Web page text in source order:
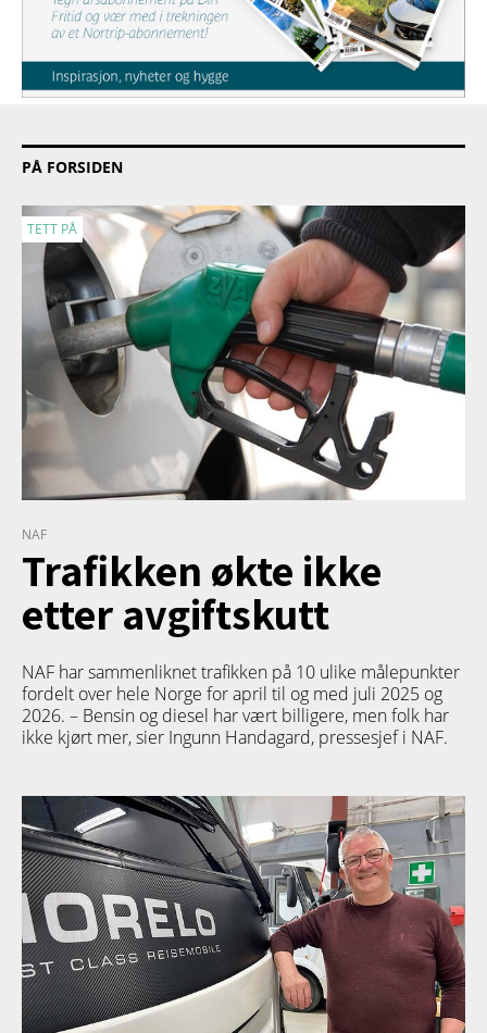
PÅ FORSIDEN
TETT PÅ
NAF
Trafikken økte ikke
etter avgiftskutt
NAF har sammenliknet trafikken på 10 ulike målepunkter
fordelt over hele Norge for april til og med juli 2025 og
2026. – Bensin og diesel har vært billigere, men folk har
ikke kjørt mer, sier Ingunn Handagard, pressesjef i NAF.
TETT PÅ